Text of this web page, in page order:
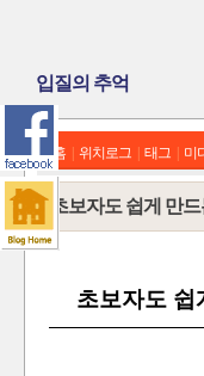
입질의 추억
홈 위치로그 태그 미
초보자도 쉽게 만
초보자도 쉽